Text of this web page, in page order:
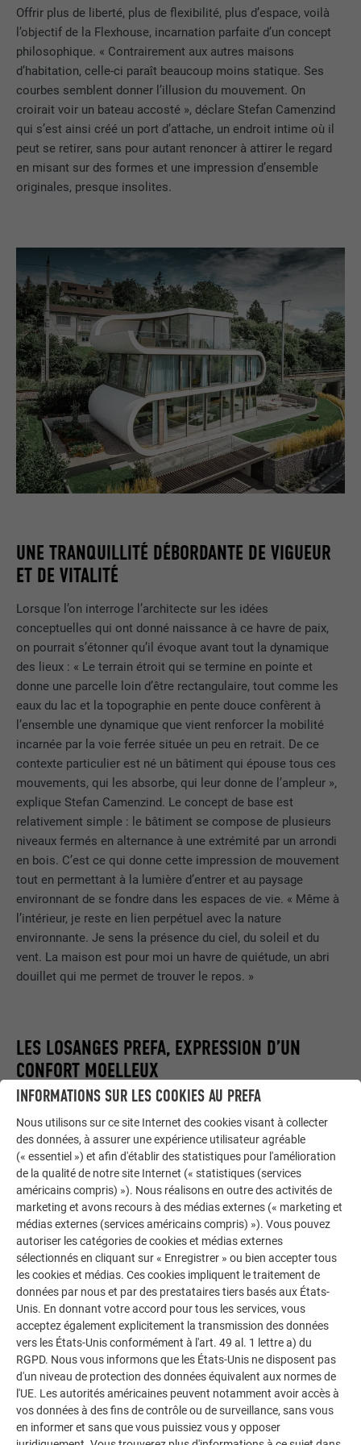
Offrir plus de liberté, plus de flexibilité, plus d’espace, voilà
l’objectif de la Flexhouse, incarnation parfaite d’un concept
philosophique. « Contrairement aux autres maisons
d’habitation, celle-ci paraît beaucoup moins statique. Ses
courbes semblent donner l’illusion du mouvement. On
croirait voir un bateau accosté », déclare Stefan Camenzind
qui s’est ainsi créé un port d’attache, un endroit intime où il
peut se retirer, sans pour autant renoncer à attirer le regard
en misant sur des formes et une impression d’ensemble
originales, presque insolites.
UNE TRANQUILLITÉ DÉBORDANTE DE VIGUEUR
ET DE VITALITÉ
Lorsque l’on interroge l’architecte sur les idées
conceptuelles qui ont donné naissance à ce havre de paix,
on pourrait s’étonner qu’il évoque avant tout la dynamique
des lieux : « Le terrain étroit qui se termine en pointe et
donne une parcelle loin d’être rectangulaire, tout comme les
eaux du lac et la topographie en pente douce confèrent à
l’ensemble une dynamique que vient renforcer la mobilité
incarnée par la voie ferrée située un peu en retrait. De ce
contexte particulier est né un bâtiment qui épouse tous ces
mouvements, qui les absorbe, qui leur donne de l’ampleur »,
explique Stefan Camenzind. Le concept de base est
relativement simple : le bâtiment se compose de plusieurs
niveaux fermés en alternance à une extrémité par un arrondi
en bois. C’est ce qui donne cette impression de mouvement
tout en permettant à la lumière d’entrer et au paysage
environnant de se fondre dans les espaces de vie. « Même à
l’intérieur, je reste en lien perpétuel avec la nature
environnante. Je sens la présence du ciel, du soleil et du
vent. La maison est pour moi un havre de quiétude, un abri
douillet qui me permet de trouver le repos. »
LES LOSANGES PREFA, EXPRESSION D’UN
CONFORT MOELLEUX
les parties arrondies sont recouvertes de petits
bardeaux
couleur blanc pur qui donnent l’impression de capitons.
« Compte tenu de la très grande expressivité de ces arcs, il
était pour nous capital de trouver le revêtement qui puisse
exprimer au mieux le mouvement des courbes tout en
permettant de conserver une unité de couleur et une
continuité esthétique », explique Stefan Camenzind qui,
après avoir testé de nombreux matériaux, revenait sans
cesse à son idée première : l’image des bardeaux de bois qui
ornent les vieux clochers alpins et sont pour lui la
représentation même d’une texture douce et légère restait
ancrée dans son esprit.
PREFA OU LA DÉCLINAISON MODERNE DES
BARDEAUX DE BOIS TRADITIONNELS
INFORMATIONS SUR LES COOKIES AU PREFA
Nous utilisons sur ce site Internet des cookies visant à collecter
des données, à assurer une expérience utilisateur agréable
(« essentiel ») et afin d'établir des statistiques pour l'amélioration
de la qualité de notre site Internet (« statistiques (services
américains compris) »). Nous réalisons en outre des activités de
marketing et avons recours à des médias externes (« marketing et
médias externes (services américains compris) »). Vous pouvez
autoriser les catégories de cookies et médias externes
sélectionnés en cliquant sur « Enregistrer » ou bien accepter tous
les cookies et médias. Ces cookies impliquent le traitement de
données par nous et par des prestataires tiers basés aux États-
Unis. En donnant votre accord pour tous les services, vous
acceptez également explicitement la transmission des données
vers les États-Unis conformément à l'art. 49 al. 1 lettre a) du
RGPD. Nous vous informons que les États-Unis ne disposent pas
d'un niveau de protection des données équivalent aux normes de
l'UE. Les autorités américaines peuvent notamment avoir accès à
vos données à des fins de contrôle ou de surveillance, sans vous
en informer et sans que vous puissiez vous y opposer